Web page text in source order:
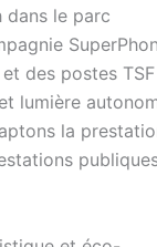
le parc
des postes TSF
lumière
la